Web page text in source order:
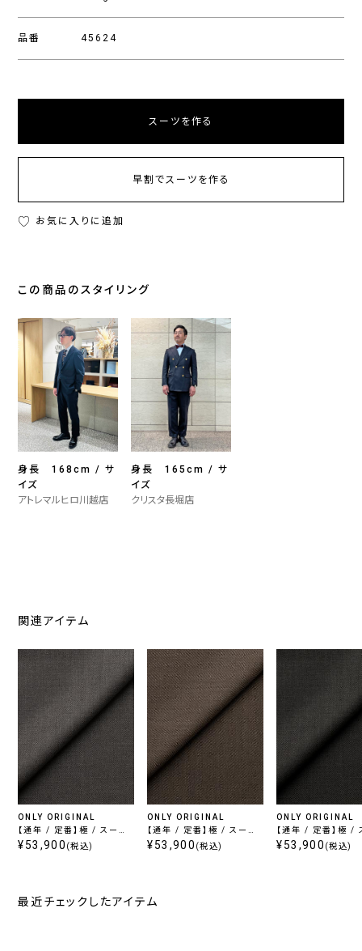
品番 45624
スーツを作る
早割でスーツを作る
お気に入りに追加
この商品のスタイリング
身長 168cm / サ
イズ
アトレマルヒロ川越店
身長 165cm / サ
イズ
クリスタ長堀店
関連アイテム
ONLY ORIGINAL
【通年 / 定番】極 / スーパ
ー120's グレー
¥53,900 (税込)
ONLY ORIGINAL
【通年 / 定番】極 / スーパ
ー120's ブラウン
¥53,900 (税込)
ONLY ORIGINAL
【通年 / 定番】極 /
ー120's チャコー
¥53,900 (税込)
最近チェックしたアイテム